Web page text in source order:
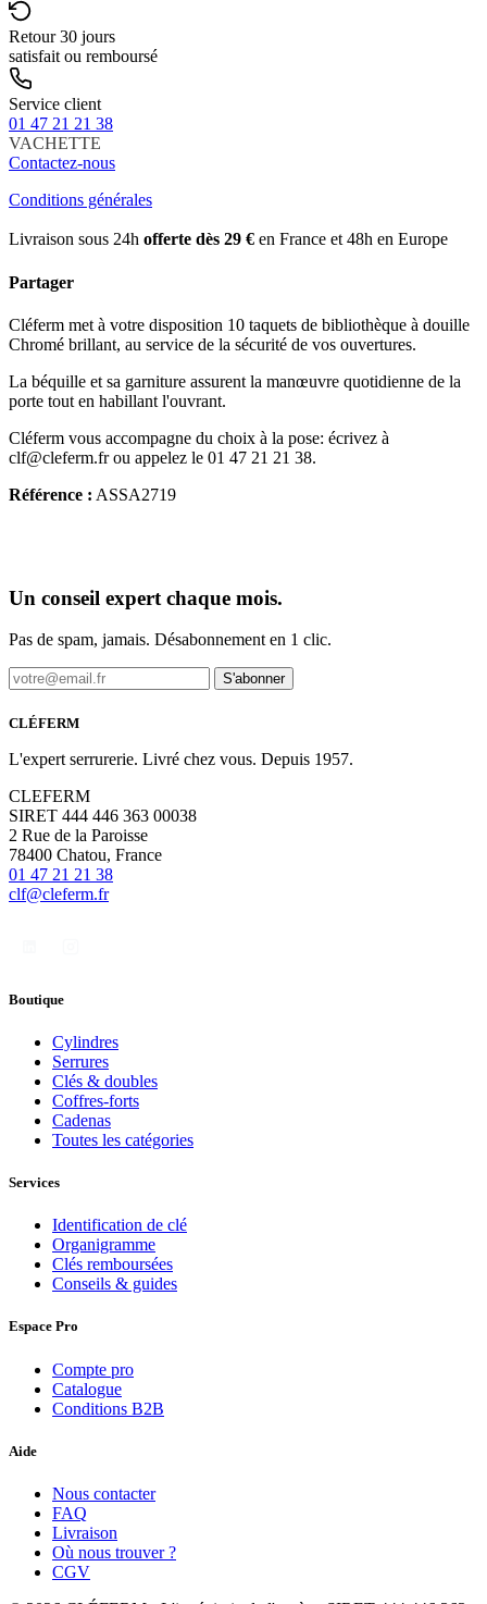
Retour 30 jours
satisfait ou remboursé
Service client
01 47 21 21 38
VACHETTE
Contactez-nous
Conditions générales
Livraison sous 24h offerte dès 29 € en France et 48h en Europe
Partager
Cléferm met à votre disposition 10 taquets de bibliothèque à douille
Chromé brillant, au service de la sécurité de vos ouvertures.
La béquille et sa garniture assurent la manœuvre quotidienne de la
porte tout en habillant l'ouvrant.
Cléferm vous accompagne du choix à la pose: écrivez à
clf@cleferm.fr ou appelez le 01 47 21 21 38.
Référence : ASSA2719
Un conseil expert chaque mois.
Pas de spam, jamais. Désabonnement en 1 clic.
S'abonner
CLÉFERM
L'expert serrurerie. Livré chez vous. Depuis 1957.
CLEFERM
SIRET 444 446 363 00038
2 Rue de la Paroisse
78400 Chatou, France
01 47 21 21 38
clf@cleferm.fr
Boutique
Cylindres
Serrures
Clés & doubles
Coffres-forts
Cadenas
Toutes les catégories
Services
Identification de clé
Organigramme
Clés remboursées
Conseils & guides
Espace Pro
Compte pro
Catalogue
Conditions B2B
Aide
Nous contacter
FAQ
Livraison
Où nous trouver ?
CGV